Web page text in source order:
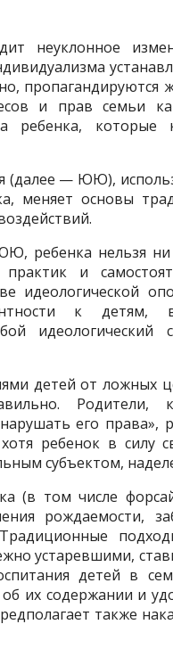
неуклонное
пропагандиру­ются
и прав семьи
ребенка,
— ЮЮ),
меняет основы
ребенка нельзя
и
идеологической
к детям,
идеологи­ческий
детей от ложных
Родители,
его
ребенок в силу
субъектом,
(в том числе
рождаемости,
устаревшими,
детей в
их содержании и
также